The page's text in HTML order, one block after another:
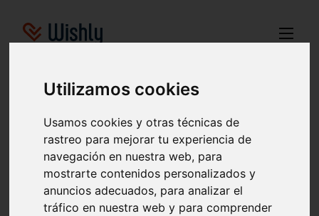
Utilizamos cookies
Usamos cookies y otras técnicas de
rastreo para mejorar tu experiencia de
navegación en nuestra web, para
mostrarte contenidos personalizados y
anuncios adecuados, para analizar el
tráfico en nuestra web y para comprender
Ideas de regalos para
Cumpleaños para Esposa
Encuentra ideas de regalos individuales para para Esposa
aquí. Estas ideas de regalos se determinaron en base a
solicitudes de diversas listas de deseos en línea.